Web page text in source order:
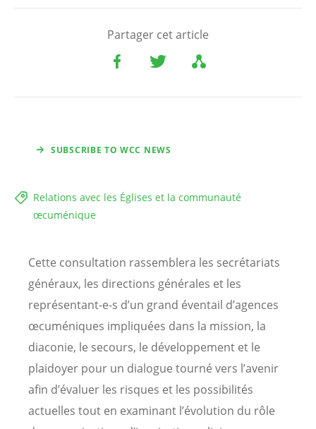
Partager cet article
SUBSCRIBE TO WCC NEWS
Relations avec les Églises et la communauté
œcuménique
Cette consultation rassemblera les secrétariats
généraux, les directions générales et les
représentant-e-s d’un grand éventail d’agences
œcuméniques impliquées dans la mission, la
diaconie, le secours, le développement et le
plaidoyer pour un dialogue tourné vers l’avenir
afin d’évaluer les risques et les possibilités
actuelles tout en examinant l’évolution du rôle